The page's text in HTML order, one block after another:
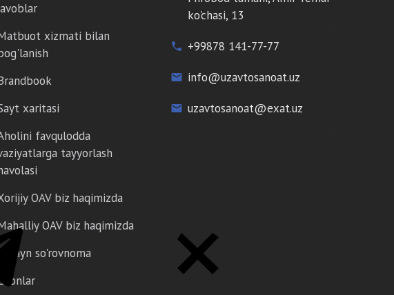
xizmati bilan
xaritasi
favqulodda
tayyorlash
OAV biz haqimizda
OAV biz haqimizda
so'rovnoma
ko'chasi, 13
phone +99878 141-77-77
email info@uzavtosanoat.uz
email uzavtosanoat@exat.uz